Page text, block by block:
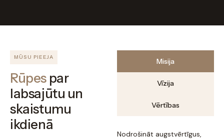
MŪSU PIEEJA
Rūpespar
labsajūtu un
skaistumu
ikdienā
Misija
Vīzija
Vērtības
Nodrošināt augstvērtīgus,